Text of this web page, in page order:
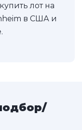
лот на
в США и